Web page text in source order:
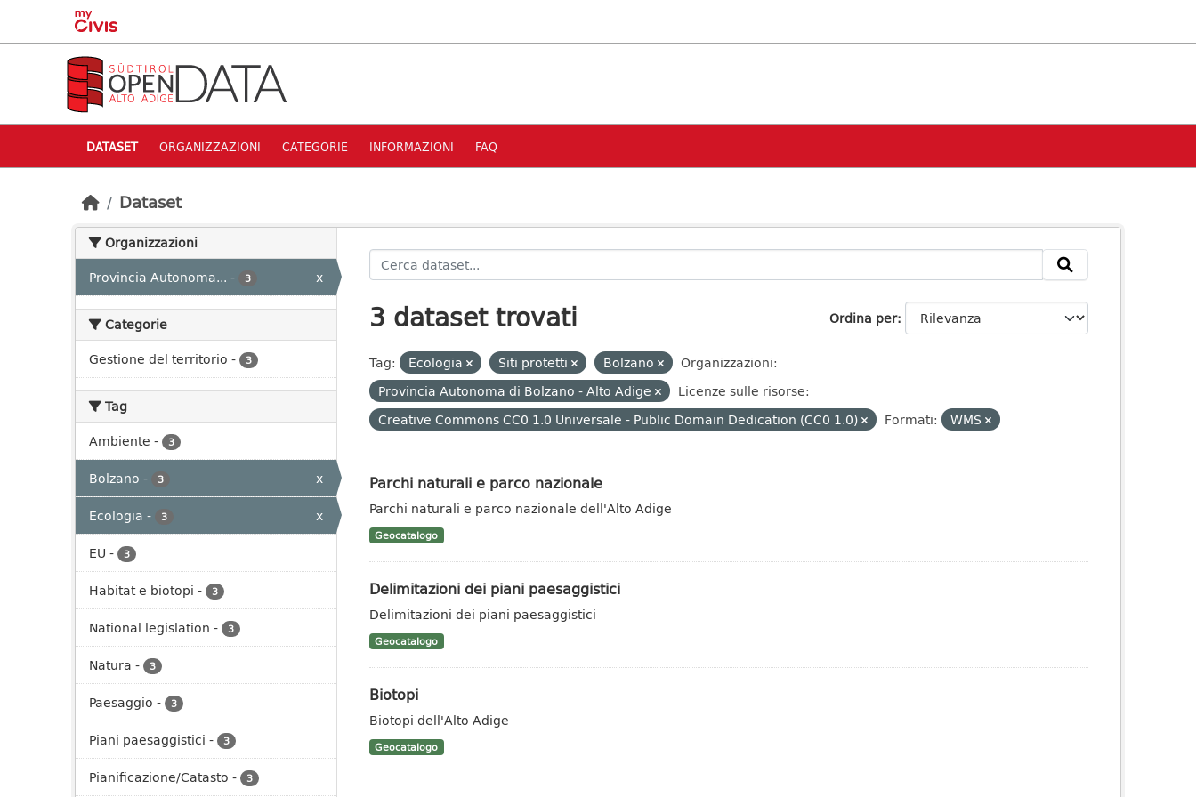
Skip to main content
DATASET ORGANIZZAZIONI CATEGORIE INFORMAZIONI FAQ
Dataset
Organizzazioni
Provincia Autonoma... - 3 x
Categorie
Gestione del territorio - 3
Tag
Ambiente - 3
Bolzano - 3
x
Ecologia - 3
x
EU - 3
Habitat e biotopi - 3
National legislation - 3
Natura - 3
Paesaggio - 3
Piani paesaggistici - 3
Pianificazione/Catasto - 3
Ordina per
3 dataset trovati
Tag: Ecologia Siti protetti Bolzano
Organizzazioni:
Provincia Autonoma di Bolzano - Alto Adige
Licenze sulle risorse:
Creative Commons CC0 1.0 Universale - Public Domain Dedication (CC0 1.0)
Formati: WMS
Parchi naturali e parco nazionale
Parchi naturali e parco nazionale dell'Alto Adige
Geocatalogo
Delimitazioni dei piani paesaggistici
Delimitazioni dei piani paesaggistici
Geocatalogo
Biotopi
Biotopi dell'Alto Adige
Geocatalogo